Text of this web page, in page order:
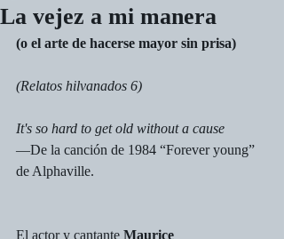
La vejez a mi manera
(o el arte de hacerse mayor sin prisa)
(Relatos hilvanados 6)
It's so hard to get old without a cause
—De la canción de 1984 “Forever young”
de Alphaville.
El actor y cantante Maurice